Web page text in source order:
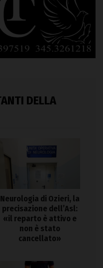
DELLA
Neurologia di Ozieri, la
precisazione dell’Asl:
«il reparto è attivo e
non è stato
cancellato»